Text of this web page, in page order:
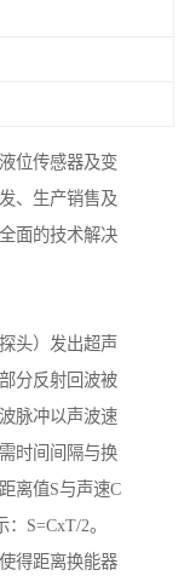
位传感器及变
、生产销售及
面的技术解决
头）发出超声
分反射回波被
脉冲以声波速
时间间隔与换
离值S与声速C
S=CxT/2。
得距离换能器